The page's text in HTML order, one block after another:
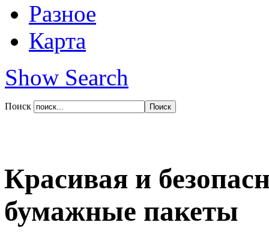
Разное
Карта
Show Search
Поиск
Красивая и
бумажные пакеты